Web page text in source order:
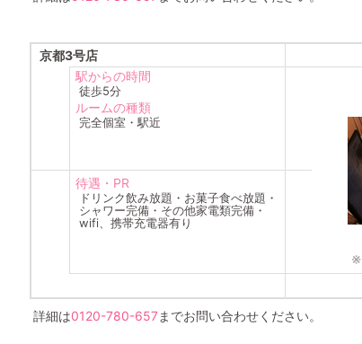
京都3号店
駅からの時間
徒歩5分
ルームの種類
完全個室・駅近
待遇・PR
ドリンク飲み放題・お菓子食べ放題・
シャワー完備・その他家電類完備・
wifi、携帯充電器有り
※
詳細は0120-780-657までお問い合わせください。